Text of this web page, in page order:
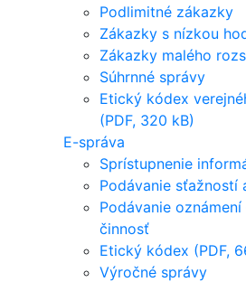
Podlimitné zákazky
Zákazky s nízkou
Zákazky malého
Súhrnné správy
Etický kódex
(PDF, 320 kB)
E-správa
Sprístupnenie
Podávanie sťažností
Podávanie
činnosť
Etický kódex (PDF,
Výročné správy